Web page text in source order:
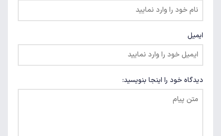
ایمیل
دیدگاه خود را اینجا بنویسید: